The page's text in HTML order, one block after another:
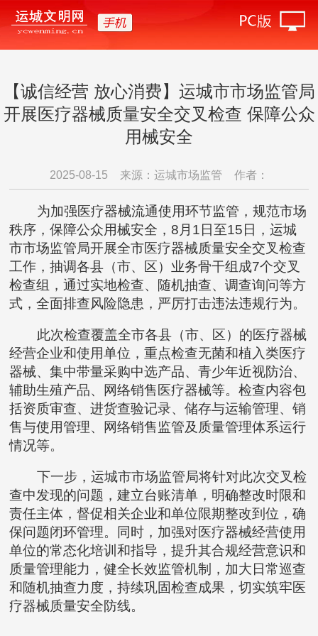
【诚信经营 放心消费】运城市市场监管局
开展医疗器械质量安全交叉检查 保障公众
用械安全
2025-08-15 来源：运城市场监管 作者：
为加强医疗器械流通使用环节监管，规范市场
秩序，保障公众用械安全，8月1日至15日，运城
市市场监管局开展全市医疗器械质量安全交叉检查
工作，抽调各县（市、区）业务骨干组成7个交叉
检查组，通过实地检查、随机抽查、调查询问等方
式，全面排查风险隐患，严厉打击违法违规行为。
此次检查覆盖全市各县（市、区）的医疗器械
经营企业和使用单位，重点检查无菌和植入类医疗
器械、集中带量采购中选产品、青少年近视防治、
辅助生殖产品、网络销售医疗器械等。检查内容包
括资质审查、进货查验记录、储存与运输管理、销
售与使用管理、网络销售监管及质量管理体系运行
情况等。
下一步，运城市市场监管局将针对此次交叉检
查中发现的问题，建立台账清单，明确整改时限和
责任主体，督促相关企业和单位限期整改到位，确
保问题闭环管理。同时，加强对医疗器械经营使用
单位的常态化培训和指导，提升其合规经营意识和
质量管理能力，健全长效监管机制，加大日常巡查
和随机抽查力度，持续巩固检查成果，切实筑牢医
疗器械质量安全防线。